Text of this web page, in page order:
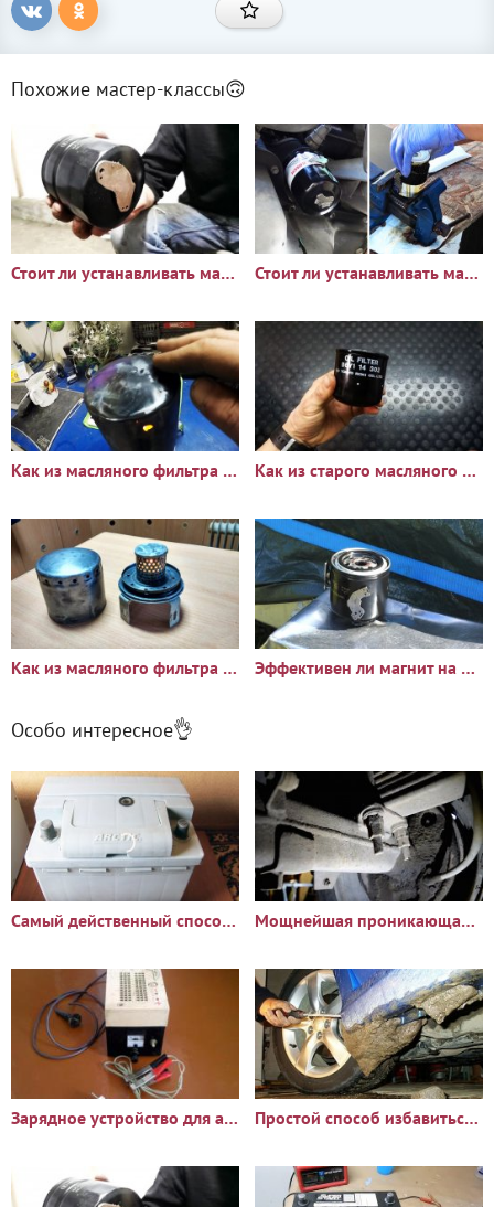
Похожие мастер-классы🙃
Стоит ли устанавливать магнит на масляный фильтр Стоит ли устанавливать магниты на масляный фильтр? Разберем и
Как из масляного фильтра сделать обогреватель в палатку Как из старого масляного фильтра сделать компактный обогреватель
Как из масляного фильтра сделать туристический мини обогреватель Эффективен ли магнит на фильтре? Давайте разберем и проверим
Особо интересное👌
Самый действенный способ восстановления аккумулятора Мощнейшая проникающая смазка
Зарядное устройство для автомобильного аккумулятора Простой способ избавиться от налипания грязи на подкрылки и